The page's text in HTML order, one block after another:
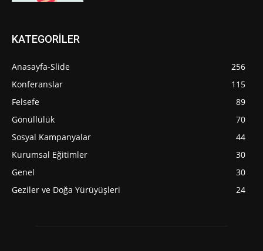
KATEGORİLER
Anasayfa-Slide
256
Konferanslar
115
Felsefe
89
Gönüllülük
70
Sosyal Kampanyalar
44
Kurumsal Eğitimler
30
Genel
30
Geziler ve Doğa Yürüyüşleri
24